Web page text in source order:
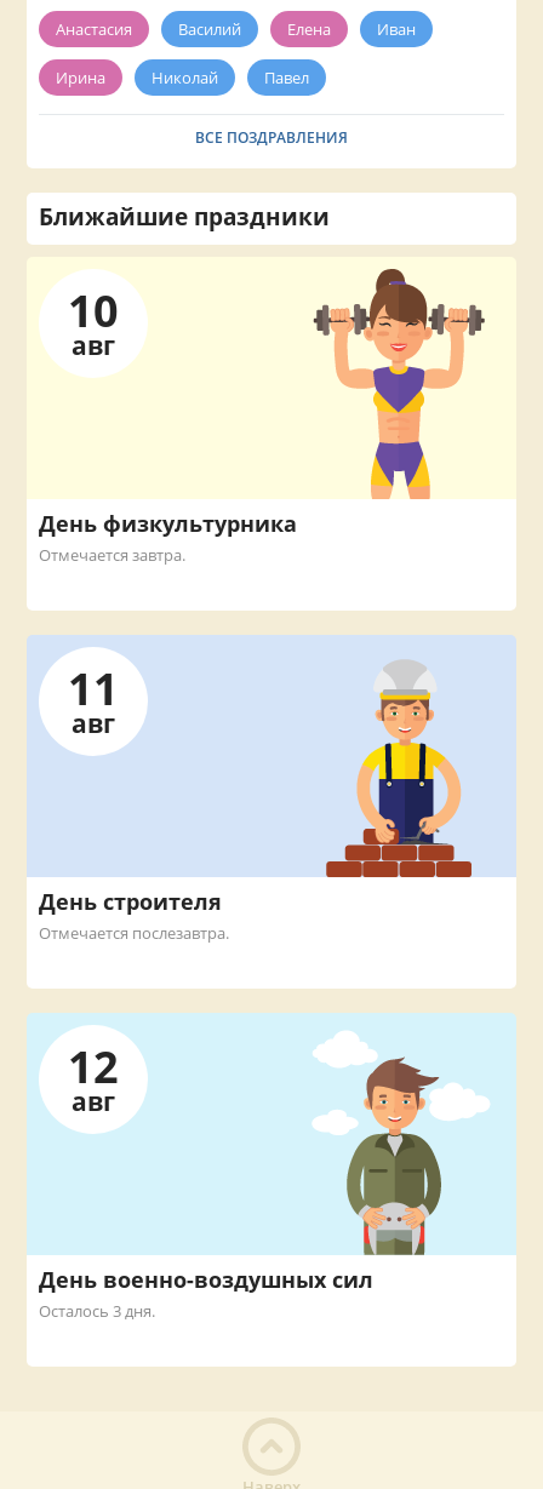
Анастасия Василий Елена Иван
Ирина Николай Павел
ВСЕ ПОЗДРАВЛЕНИЯ
Ближайшие праздники
10
авг
День физкультурника
Отмечается завтра.
11
авг
День строителя
Отмечается послезавтра.
12
авг
День военно-воздушных сил
Осталось 3 дня.